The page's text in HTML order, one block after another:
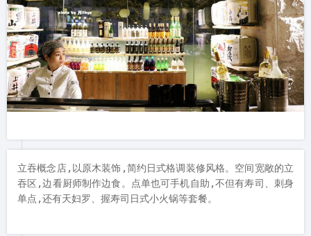
立吞概念店,以原木装饰,简约日式格调装修风格。空间宽敞的立
吞区,边看厨师制作边食。点单也可手机自助,不但有寿司、刺身